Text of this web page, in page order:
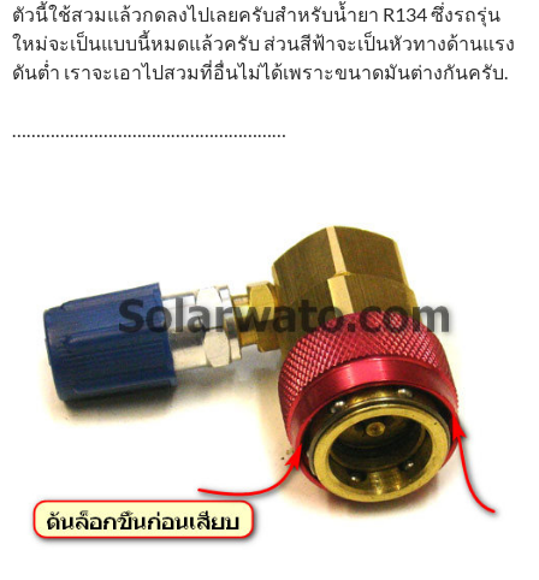
ตัวนี้ใช้สวมแล้วกดลงไปเลยครับสำหรับน้ำยา R134 ซึ่งรถรุ่น
ใหม่จะเป็นแบบนี้หมดแล้วครับ ส่วนสีฟ้าจะเป็นหัวทางด้านแรง
ดันต่ำ เราจะเอาไปสวมที่อื่นไม่ได้เพราะขนาดมันต่างกันครับ.